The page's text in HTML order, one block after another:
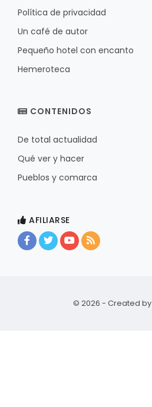
Política de privacidad
Un café de autor
Pequeño hotel con encanto
Hemeroteca
CONTENIDOS
De total actualidad
Qué ver y hacer
Pueblos y comarca
AFILIARSE
© 2026 - Created by